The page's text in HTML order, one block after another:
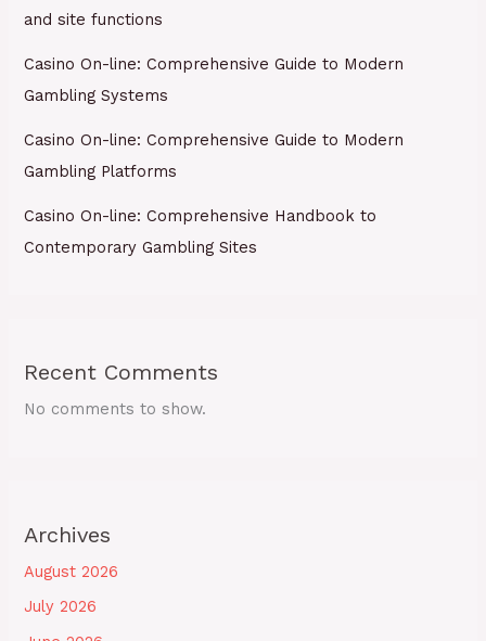
and site functions
Casino On-line: Comprehensive Guide to Modern
Gambling Systems
Casino On-line: Comprehensive Guide to Modern
Gambling Platforms
Casino On-line: Comprehensive Handbook to
Contemporary Gambling Sites
Recent Comments
No comments to show.
Archives
August 2026
July 2026